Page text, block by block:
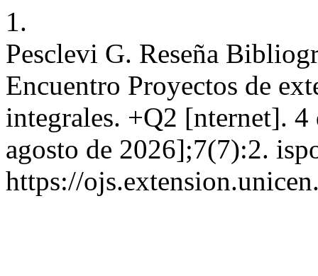
1.
Pesclevi G. Reseña
Encuentro Proyectos de
integrales. +Q2 [nternet].
agosto de 2026];7(7):2.
https://